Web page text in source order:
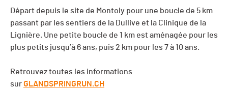
Départ depuis le site de Montoly pour une boucle de 5 km
passant par les sentiers de la Dullive et la Clinique de la
Lignière. Une petite boucle de 1 km est aménagée pour les
plus petits jusqu’à 6 ans, puis 2 km pour les 7 à 10 ans.
Retrouvez toutes les informations
surGLANDSPRINGRUN.CH